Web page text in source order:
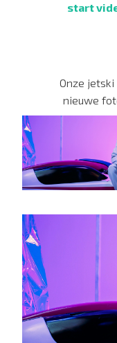
start
Onze
nieuwe